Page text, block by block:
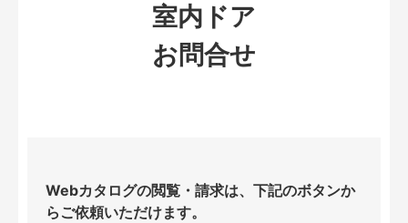
室内ドア
お問合せ
Webカタログの閲覧・請求は、下記のボタンか
らご依頼いただけます。